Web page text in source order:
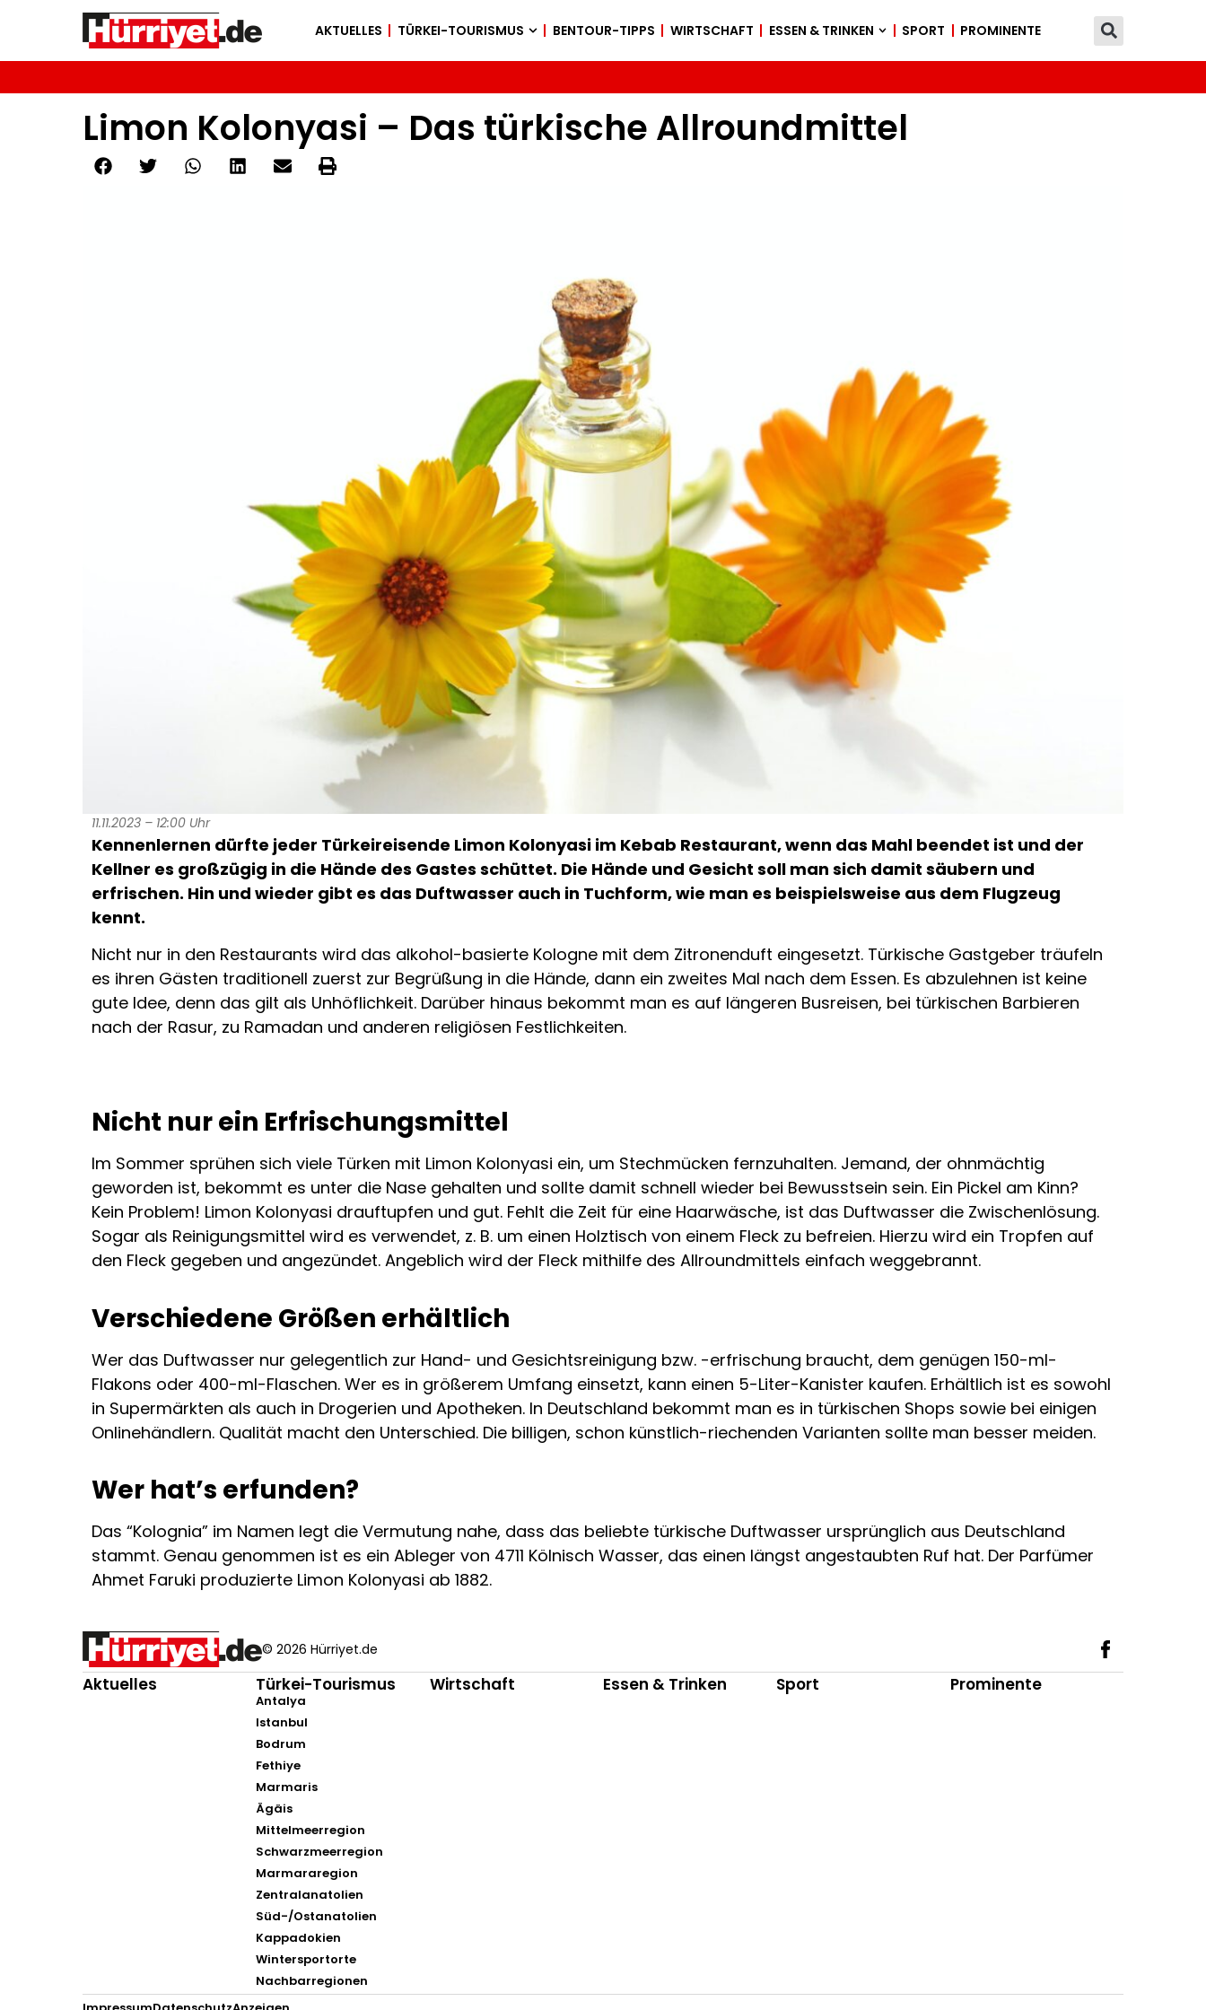
AKTUELLES TÜRKEI-TOURISMUS BENTOUR-TIPPS WIRTSCHAFT ESSEN & TRINKEN SPORT PROMINENTE
Limon Kolonyasi – Das türkische Allroundmittel
11.11.2023 – 12:00 Uhr
Kennenlernen dürfte jeder Türkeireisende Limon Kolonyasi im Kebab Restaurant, wenn das Mahl beendet ist und der
Kellner es großzügig in die Hände des Gastes schüttet. Die Hände und Gesicht soll man sich damit säubern und
erfrischen. Hin und wieder gibt es das Duftwasser auch in Tuchform, wie man es beispielsweise aus dem Flugzeug
kennt.
Nicht nur in den Restaurants wird das alkohol-basierte Kologne mit dem Zitronenduft eingesetzt. Türkische Gastgeber träufeln
es ihren Gästen traditionell zuerst zur Begrüßung in die Hände, dann ein zweites Mal nach dem Essen. Es abzulehnen ist keine
gute Idee, denn das gilt als Unhöflichkeit. Darüber hinaus bekommt man es auf längeren Busreisen, bei türkischen Barbieren
nach der Rasur, zu Ramadan und anderen religiösen Festlichkeiten.
Nicht nur ein Erfrischungsmittel
Im Sommer sprühen sich viele Türken mit Limon Kolonyasi ein, um Stechmücken fernzuhalten. Jemand, der ohnmächtig
geworden ist, bekommt es unter die Nase gehalten und sollte damit schnell wieder bei Bewusstsein sein. Ein Pickel am Kinn?
Kein Problem! Limon Kolonyasi drauftupfen und gut. Fehlt die Zeit für eine Haarwäsche, ist das Duftwasser die Zwischenlösung.
Sogar als Reinigungsmittel wird es verwendet, z. B. um einen Holztisch von einem Fleck zu befreien. Hierzu wird ein Tropfen auf
den Fleck gegeben und angezündet. Angeblich wird der Fleck mithilfe des Allroundmittels einfach weggebrannt.
Verschiedene Größen erhältlich
Wer das Duftwasser nur gelegentlich zur Hand- und Gesichtsreinigung bzw. -erfrischung braucht, dem genügen 150-ml-
Flakons oder 400-ml-Flaschen. Wer es in größerem Umfang einsetzt, kann einen 5-Liter-Kanister kaufen. Erhältlich ist es sowohl
in Supermärkten als auch in Drogerien und Apotheken. In Deutschland bekommt man es in türkischen Shops sowie bei einigen
Onlinehändlern. Qualität macht den Unterschied. Die billigen, schon künstlich-riechenden Varianten sollte man besser meiden.
Wer hat’s erfunden?
Das “Kolognia” im Namen legt die Vermutung nahe, dass das beliebte türkische Duftwasser ursprünglich aus Deutschland
stammt. Genau genommen ist es ein Ableger von 4711 Kölnisch Wasser, das einen längst angestaubten Ruf hat. Der Parfümer
Ahmet Faruki produzierte Limon Kolonyasi ab 1882.
© 2026 Hürriyet.de
Aktuelles Türkei-Tourismus
Antalya
Istanbul
Bodrum
Fethiye
Marmaris
Ägäis
Mittelmeerregion
Schwarzmeerregion
Marmararegion
Zentralanatolien
Süd-/Ostanatolien
Kappadokien
Wintersportorte
Nachbarregionen
Wirtschaft Essen & Trinken Sport Prominente